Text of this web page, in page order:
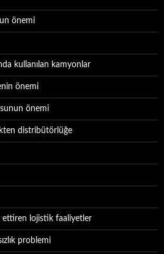
önemi
kullanılan kamyonlar
önemi
önemi
distribütörlüğe
ettiren lojistik faaliyetler
problemi